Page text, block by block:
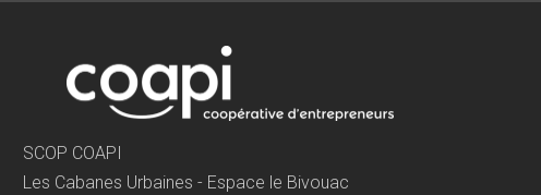
SCOP COAPI
Les Cabanes Urbaines - Espace le Bivouac